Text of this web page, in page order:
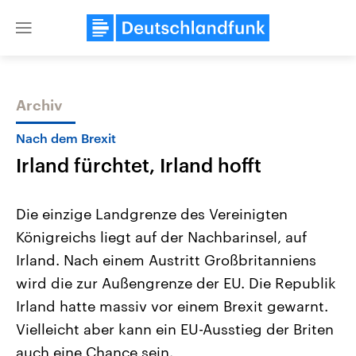
Close
Themen
Landtagswahl Sachsen-Anhalt
2026
Alle Informationen
Sachsen-Anhalt wählt am 6.
September 2026 einen neuen
Bundesland von einer Koalition aus
USA
Aktuelle Beiträge,
Hintergründe
Wirtschaftlich und
gehören die Vereinigten
den mächtigsten Ländern
Archiv
Nach dem Brexit
Irland fürchtet, Irland hofft
Die einzige Landgrenze des Vereinigten
Königreichs liegt auf der Nachbarinsel, auf
Irland. Nach einem Austritt Großbritanniens
wird die zur Außengrenze der EU. Die Republik
Irland hatte massiv vor einem Brexit gewarnt.
Vielleicht aber kann ein EU-Ausstieg der Briten
auch eine Chance sein.